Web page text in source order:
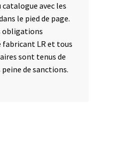
catalogue avec les
le pied de page.
obligations
fabricant LR et tous
sont tenus de
peine de sanctions.